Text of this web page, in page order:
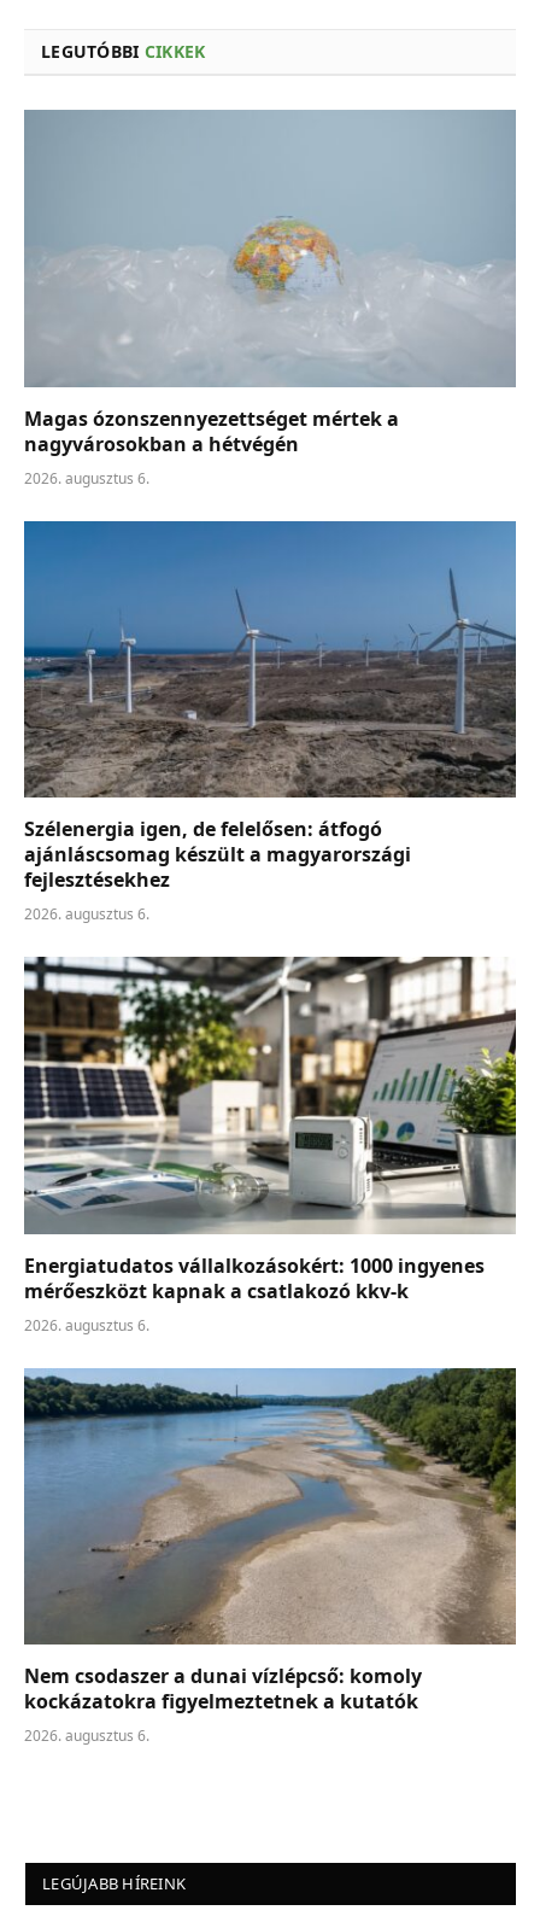
LEGUTÓBBI CIKKEK
Magas ózonszennyezettséget mértek a
nagyvárosokban a hétvégén
2026. augusztus 6.
Szélenergia igen, de felelősen: átfogó
ajánláscsomag készült a magyarországi
fejlesztésekhez
2026. augusztus 6.
Energiatudatos vállalkozásokért: 1000 ingyenes
mérőeszközt kapnak a csatlakozó kkv-k
2026. augusztus 6.
Nem csodaszer a dunai vízlépcső: komoly
kockázatokra figyelmeztetnek a kutatók
2026. augusztus 6.
LEGÚJABB HÍREINK